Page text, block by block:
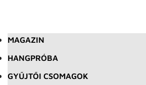
MAGAZIN
HANGPRÓBA
GYŰJTŐI CSOMAGOK